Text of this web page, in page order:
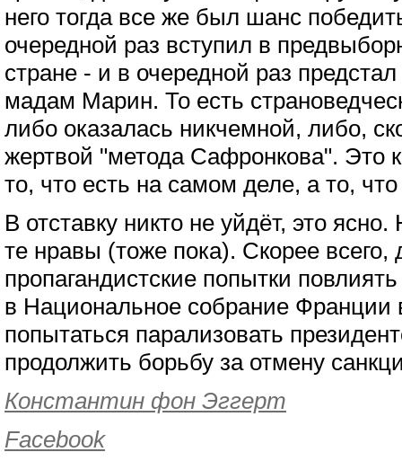
него тогда все же был шанс
очередной раз вступил в
стране - и в очередной раз
мадам Марин. То есть
либо оказалась никчемной, либо,
жертвой "метода Сафронкова". Это
то, что есть на самом деле, а то,
В отставку никто не уйдёт, это
те нравы (тоже пока). Скорее всего,
пропагандистские попытки
в Национальное собрание Франции
попытаться парализовать
продолжить борьбу за отмену
Константин фон Эггерт
Facebook